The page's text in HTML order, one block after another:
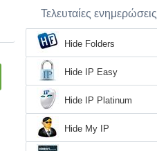
Τελευταίες ενημερώσεις
Hide Folders
Hide IP Easy
Hide IP Platinum
Hide My IP